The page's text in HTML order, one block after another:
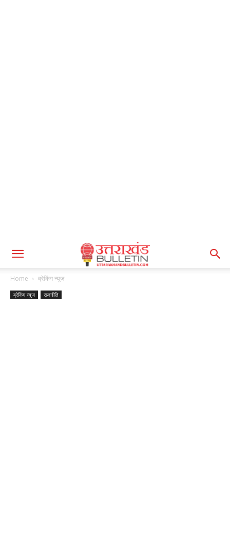
Home ब्रेकिंग न्यूज़
ब्रेकिंग न्यूज़ राजनीति